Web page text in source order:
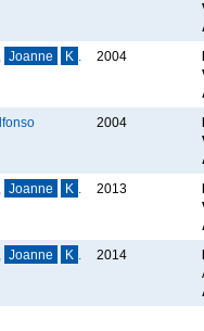
Joanne K 2004
2004
Joanne K 2013
Joanne K 2014